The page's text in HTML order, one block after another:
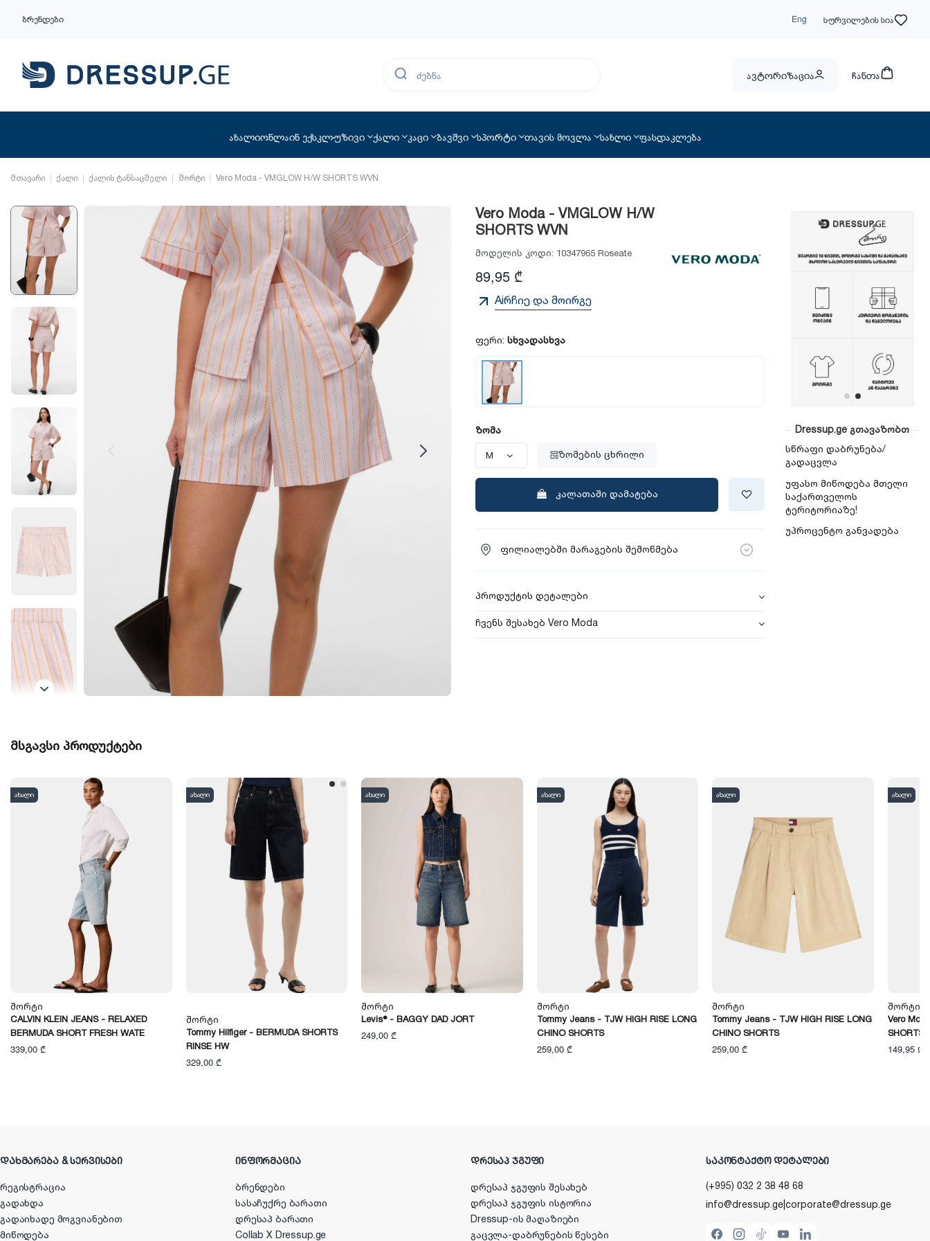
ბრენდები Eng სურვილების სია
ავტორიზაცია ჩანთა
ახალიონლაინ ექსკლუზივი ქალი კაცი ბავშვი სპორტი თავის მოვლა სახლი ფასდაკლება
მთავარი ქალი ქალის ტანსაცმელი შორტი Vero Moda - VMGLOW H/W SHORTS WVN
Vero Moda - VMGLOW H/W
SHORTS WVN
მოდელის კოდი: 10347965 Roseate
89,95 ₾
Aiრჩიე და მოირგე
ფერი: სხვადასხვა
ზომა
ზომების ცხრილი
კალათაში დამატება
ფილიალებში მარაგების შემოწმება
პროდუქტის დეტალები
ჩვენს შესახებ Vero Moda
Dressup.ge გთავაზობთ
სწრაფი დაბრუნება/
გადაცვლა
უფასო მიწოდება მთელი
საქართველოს
ტერიტორიაზე!
უპროცენტო განვადება
მსგავსი პროდუქტები
ახალი
Შორტი
CALVIN KLEIN JEANS - RELAXED
BERMUDA SHORT FRESH WATE
339,00 ₾
ახალი
Შორტი
Tommy Hilfiger - BERMUDA SHORTS
RINSE HW
329,00 ₾
ახალი
Შორტი
Levis® - BAGGY DAD JORT
249,00 ₾
ახალი
Შორტი
Tommy Jeans - TJW HIGH RISE LONG
CHINO SHORTS
259,00 ₾
ახალი
Შორტი
Tommy Jeans - TJW HIGH RISE LONG
CHINO SHORTS
259,00 ₾
ახალი
Შორტი
Vero
SHORTS
149,95 ₾
ᲓᲐᲮᲛᲐᲠᲔᲑᲐ & ᲡᲔᲠᲕᲘᲡᲔᲑᲘ
რეგისტრაცია
გადახდა
გადაიხადე მოგვიანებით
მიწოდება
ᲘᲜᲤᲝᲠᲛᲐᲪᲘᲐ
ბრენდები
სასაჩუქრე ბარათი
დრესაპ ბარათი
Collab X Dressup.ge
ᲓᲠᲔᲡᲐᲞ ᲯᲒᲣᲤᲘ
დრესაპ ჯგუფის შესახებ
დრესაპ ჯგუფის ისტორია
Dressup-ის მაღაზიები
გაცვლა-დაბრუნების წესები
ᲡᲐᲙᲝᲜᲢᲐᲥᲢᲝ ᲓᲔᲢᲐᲚᲔᲑᲘ
(+995) 032 2 38 48 68
info@dressup.gecorporate@dressup.ge